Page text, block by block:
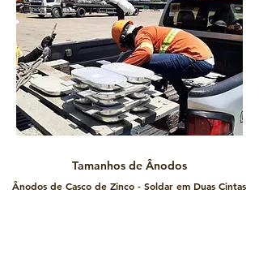
Tamanhos de Ânodos
Ânodos de Casco de Zinco - Soldar em Duas Cintas